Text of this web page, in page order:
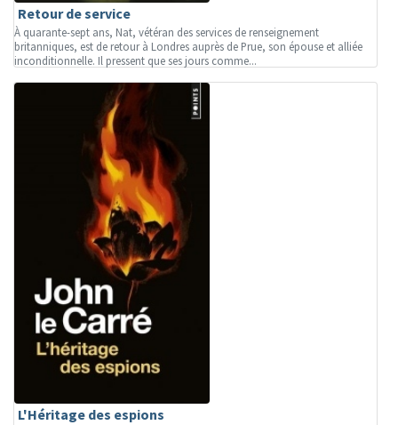
Retour de service
À quarante-sept ans, Nat, vétéran des services de renseignement
britanniques, est de retour à Londres auprès de Prue, son épouse et alliée
inconditionnelle. Il pressent que ses jours comme...
L'Héritage des espions